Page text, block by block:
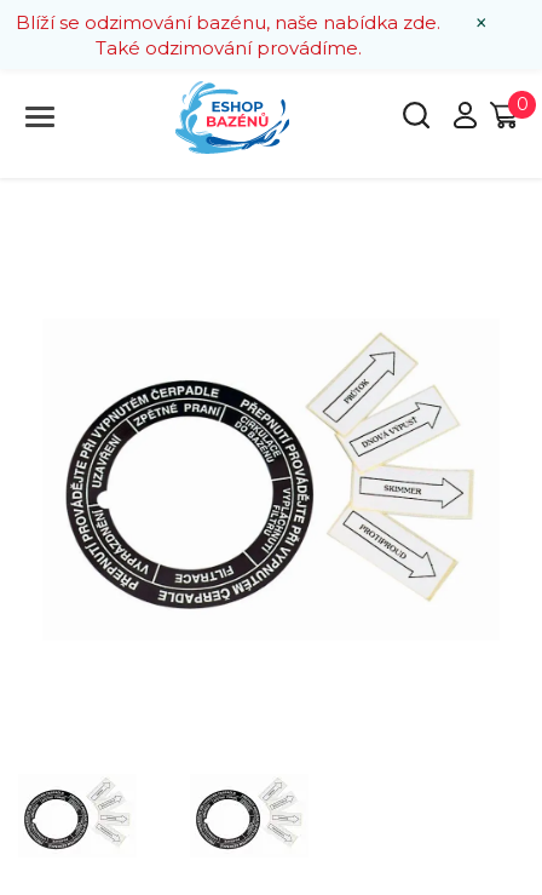
×
Blíží se odzimování bazénu, naše nabídka zde.
Také odzimování provádíme.
0